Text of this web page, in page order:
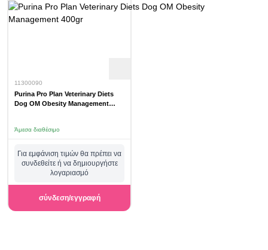
11300090
Purina Pro Plan Veterinary Diets
Dog OM Obesity Management
Άμεσα διαθέσιμο
Για εμφάνιση τιμών θα πρέπει να
συνδεθείτε ή να δημιουργήστε
λογαριασμό
σύνδεση/εγγραφή